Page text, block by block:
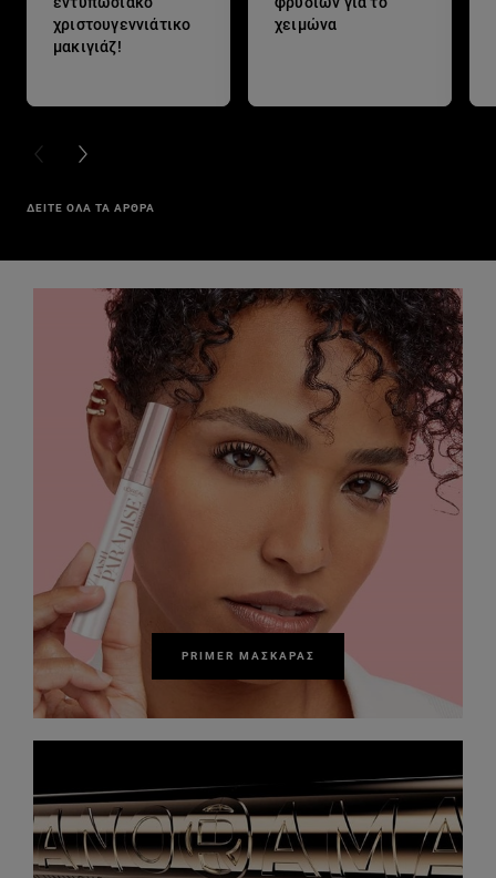
χριστουγεννιάτικο
μακιγιάζ!
χειμώνα
PREVIOUS CARD
NEXT CARD
ΔΕΙΤΕ ΟΛΑ ΤΑ ΑΡΘΡΑ
PRIMER ΜΆΣΚΑΡΑΣ